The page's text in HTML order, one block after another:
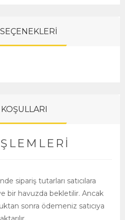
sipariş tutarları satıcılara
bir havuzda bekletilir. Ancak
sonra ödemeniz satıcıya